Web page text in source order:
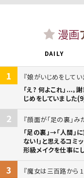
漫画
DAILY
1
娘がいじめをしてい
「え? 何よこれ」...
じめをしていました
2
顔面が「足の裏」
「足の裏」→「人間」
ない!」と思えるコミ
形級メイクを仕事に
3
魔女は三百路から 1